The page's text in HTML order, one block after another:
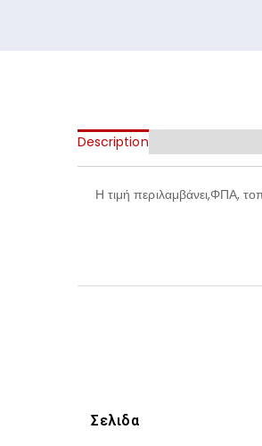
Description
Η τιμή περιλαμβάνει,ΦΠΑ,
Σελιδα